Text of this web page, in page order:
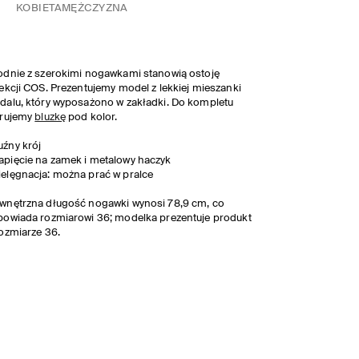
KOBIETA MĘŻCZYZNA
z szerokimi nogawkami stanowią ostoję
COS. Prezentujemy model z lekkiej mieszanki
który wyposażono w zakładki. Do kompletu
bluzkę pod kolor.
krój
na zamek i metalowy haczyk
można prać w pralce
długość nogawki wynosi 78,9 cm, co
rozmiarowi 36; modelka prezentuje produkt
36.